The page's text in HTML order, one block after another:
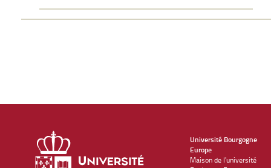
Université Bourgogne
Europe
Maison de l'université